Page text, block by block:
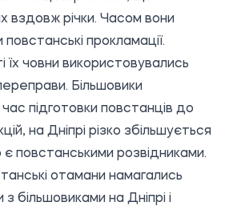
вздовж річки. Часом вони
прокламації.
їх човни використовувались
Більшовики
підготовки повстанців до
на Дніпрі різко збільшується
є повстанськими розвідниками.
отамани намагались
більшовиками на Дніпрі і